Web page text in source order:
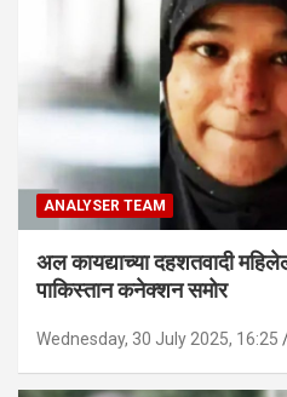
ANALYSER TEAM
अल कायद्याच्या दहशतवादी
पाकिस्तान कनेक्शन समोर
Wednesday, 30 July 2025, 16:25